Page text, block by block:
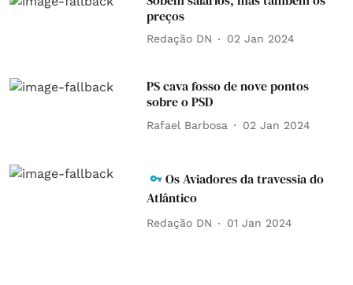
preços
Redação DN 02 Jan 2024
PS cava fosso de nove pontos
sobre o PSD
Rafael Barbosa 02 Jan 2024
Os Aviadores da travessia do
Atlântico
Redação DN 01 Jan 2024